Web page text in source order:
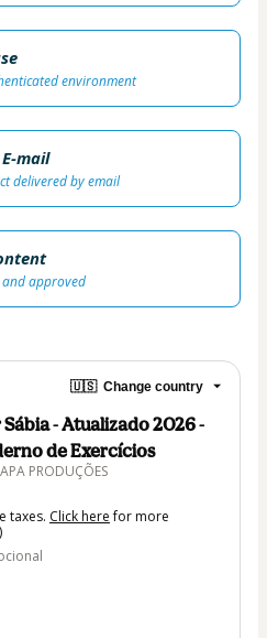
environment
mail
delivered by email
and approved
🇺🇸 Change country
- Atualizado 2026 -
de Exercícios
PRODUÇÕES
taxes. Click herefor more